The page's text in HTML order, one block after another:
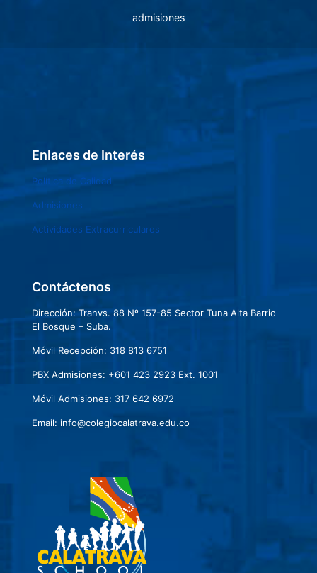
admisiones
Enlaces de Interés
Política de Calidad
Admisiones
Actividades Extracurriculares
Contáctenos
Dirección: Tranvs. 88 Nº 157-85 Sector Tuna Alta Barrio
El Bosque – Suba.
Móvil Recepción: 318 813 6751
PBX Admisiones: +601 423 2923 Ext. 1001
Móvil Admisiones: 317 642 6972
Email: info@colegiocalatrava.edu.co